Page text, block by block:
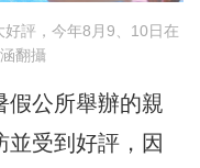
評，今年8月9、10日在
翻攝
假公所舉辦的親
並受到好評，因